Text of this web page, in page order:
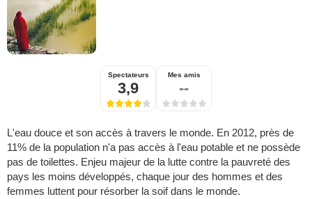
Spectateurs
3,9
Mes amis
--
L'eau douce et son accès à travers le monde. En 2012, près de
11% de la population n'a pas accès à l'eau potable et ne possède
pas de toilettes. Enjeu majeur de la lutte contre la pauvreté des
pays les moins développés, chaque jour des hommes et des
femmes luttent pour résorber la soif dans le monde.